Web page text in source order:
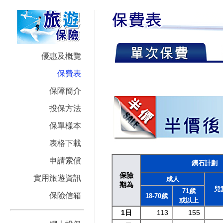
優惠及概覽
保費表
保障簡介
投保方法
保單樣本
表格下載
申請索償
實用旅遊資訊
保險信箱
保險
期為
鑽石計劃
成人
兒
18-70歲
71歲
或以上
1日 113
155